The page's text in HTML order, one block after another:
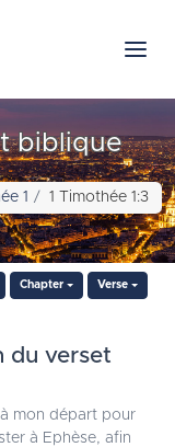
biblique
1 1 Timothée 1:3
Chapter Verse
du verset
mon départ pour
à Ephèse, afin